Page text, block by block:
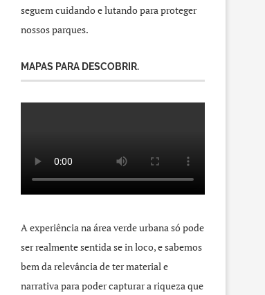
seguem cuidando e lutando para proteger
nossos parques.
MAPAS PARA DESCOBRIR.
A experiência na área verde urbana só pode
ser realmente sentida se in loco, e sabemos
bem da relevância de ter material e
narrativa para poder capturar a riqueza que